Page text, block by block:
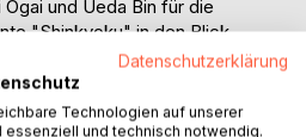
und Ueda Bin für die
"Shinkyoku" in den Blick
dass die bisherigen
japanischen Forschung
oberflächlich waren.
Fragestellung fokussiert,
Datenschutzerklärung
Technologien auf unserer
essenziell und technisch notwendig.